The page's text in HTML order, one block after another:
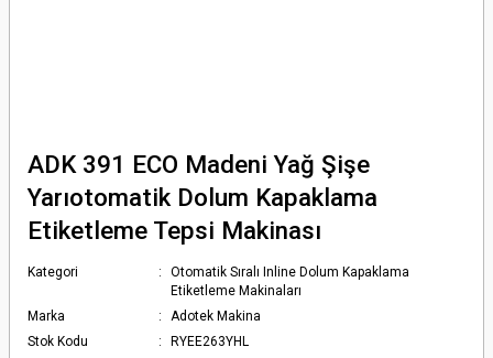
ADK 391 ECO Madeni Yağ Şişe
Yarıotomatik Dolum Kapaklama
Etiketleme Tepsi Makinası
Kategori
Otomatik Sıralı Inline Dolum Kapaklama
Etiketleme Makinaları
Marka
Adotek Makina
Stok Kodu
RYEE263YHL